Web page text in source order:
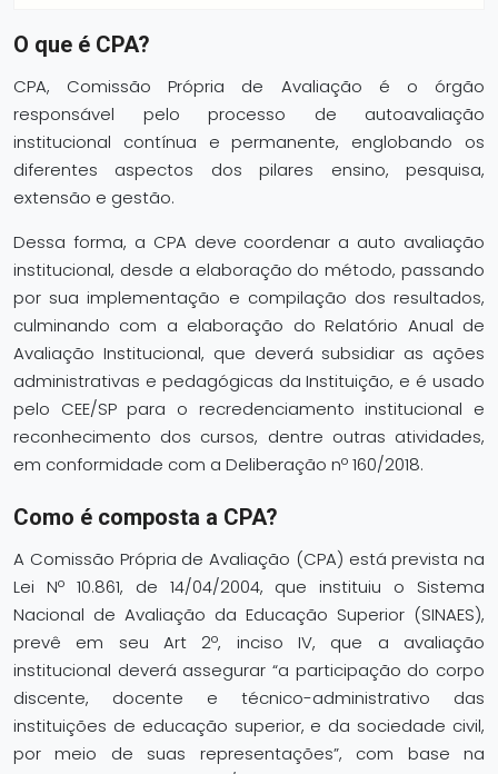
O que é CPA?
CPA, Comissão Própria de Avaliação é o órgão
responsável pelo processo de autoavaliação
institucional contínua e permanente, englobando os
diferentes aspectos dos pilares ensino, pesquisa,
extensão e gestão.
Dessa forma, a CPA deve coordenar a auto avaliação
institucional, desde a elaboração do método, passando
por sua implementação e compilação dos resultados,
culminando com a elaboração do Relatório Anual de
Avaliação Institucional, que deverá subsidiar as ações
administrativas e pedagógicas da Instituição, e é usado
pelo CEE/SP para o recredenciamento institucional e
reconhecimento dos cursos, dentre outras atividades,
em conformidade com a Deliberação nº 160/2018.
Como é composta a CPA?
A Comissão Própria de Avaliação (CPA) está prevista na
Lei Nº 10.861, de 14/04/2004, que instituiu o Sistema
Nacional de Avaliação da Educação Superior (SINAES),
prevê em seu Art 2º, inciso IV, que a avaliação
institucional deverá assegurar “a participação do corpo
discente, docente e técnico-administrativo das
instituições de educação superior, e da sociedade civil,
por meio de suas representações”, com base na